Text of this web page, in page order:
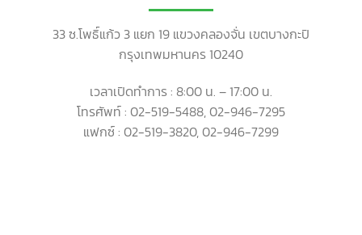
33 ซ.โพธิ์แก้ว 3 แยก 19 แขวงคลองจั่น เขตบางกะปิ
กรุงเทพมหานคร 10240
เวลาเปิดทำการ : 8:00 น. – 17:00 น.
โทรศัพท์ : 02-519-5488, 02-946-7295
แฟกซ์ : 02-519-3820, 02-946-7299